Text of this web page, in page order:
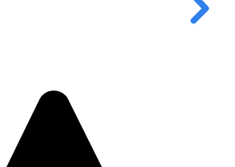
системы
состояния технических жидкостей